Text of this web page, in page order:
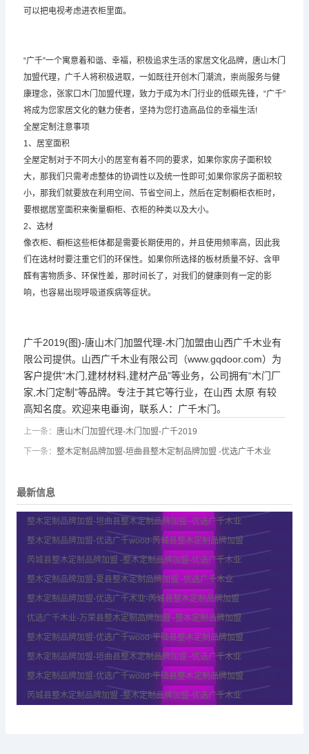
可以把电视考虑进衣柜里面。
“广千”一个寓意着和谐、幸福，积极追求生活的家居文化品牌，唐山木门
加盟代理，广千人将积极进取，一如既往开创木门潮流，崇尚服务与健
康理念，张家口木门加盟代理，致力于成为木门行业的低碳先锋，“广千”
将成为您家居文化的魅力使者，坚持为您打造高品位的幸福生活!
全屋定制注意事项
1、居室面积
全屋定制对于不同大小的居室有着不同的要求，如果你家房子面积较
大，那我们只需考虑整体的协调性以及统一性即可;如果你家房子面积较
小，那我们就要放在利用空间、节省空间上，然后在定制橱柜衣柜时，
要根据居室面积来衡量橱柜、衣柜的种类以及大小。
2、选材
像衣柜、橱柜这些柜体都是需要长期使用的，并且使用频率高，因此我
们在选材时要注重它们的环保性。如果你所选择的板材质量不好、含甲
醛有害物质多、环保性差，那时间长了，对我们的健康则有一定的影
响，也容易出现呼吸道疾病等症状。
广千2019(图)-唐山木门加盟代理-木门加盟由山西广千木业有
限公司提供。山西广千木业有限公司（www.gqdoor.com）为
客户提供“木门,建材材料,建材产品”等业务，公司拥有“木门厂
家,木门定制”等品牌。专注于其它等行业，在山西 太原 有较
高知名度。欢迎来电垂询，联系人： 广千木门。
上一条： 唐山木门加盟代理-木门加盟-广千2019
下一条： 整木定制品牌加盟-垣曲县整木定制品牌加盟 -优选广千木业
最新信息
整木定制品牌加盟-垣曲县整木定制品牌加盟 -优选广千木业
整木定制品牌加盟-优选广千wood-芮城县整木定制品牌加盟
芮城县整木定制品牌加盟 -整木定制品牌加盟-优选广千木业
整木定制品牌加盟-夏县整木定制品牌加盟 -优选广千木业
整木定制品牌加盟-优选广千木业-芮城县整木定制品牌加盟
优选广千木业-万荣县整木定制品牌加盟 -整木定制品牌加盟
整木定制品牌加盟-优选广千wood-平陆县整木定制品牌加盟
整木定制品牌加盟-垣曲县整木定制品牌加盟 -优选广千木业
整木定制品牌加盟-优选广千wood-平陆县整木定制品牌加盟
芮城县整木定制品牌加盟 -整木定制品牌加盟-优选广千木业